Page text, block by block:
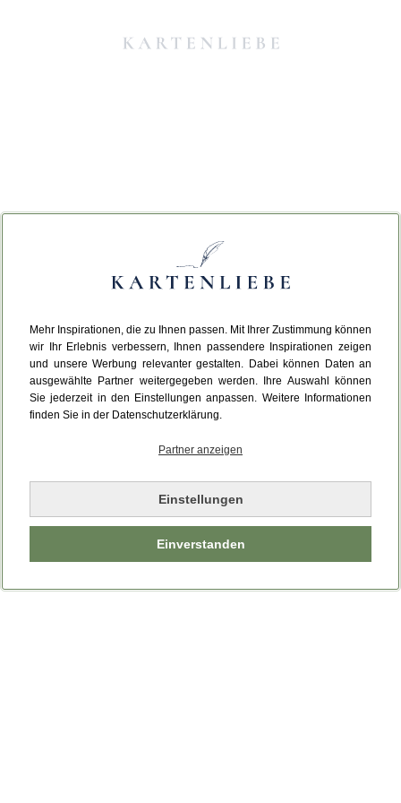
Mehr Inspirationen, die zu Ihnen passen. Mit Ihrer Zustimmung können
wir Ihr Erlebnis verbessern, Ihnen passendere Inspirationen zeigen
und unsere Werbung relevanter gestalten. Dabei können Daten an
ausgewählte Partner weitergegeben werden. Ihre Auswahl können
Sie jederzeit in den Einstellungen anpassen. Weitere Informationen
finden Sie in der Datenschutzerklärung.
Partner anzeigen
Einstellungen
Einverstanden
Da ist etwas schiefgelaufen.
Leider ist ein technischer Fehler aufgetreten.
Bitte laden Sie die Seite neu.